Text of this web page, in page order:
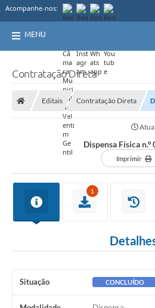
Acompanhe-nos:
MENU
Contratação Direta
Editais Contratação Direta
Dispensa Física
Imprimir
1
Situação CONCLUÍDO